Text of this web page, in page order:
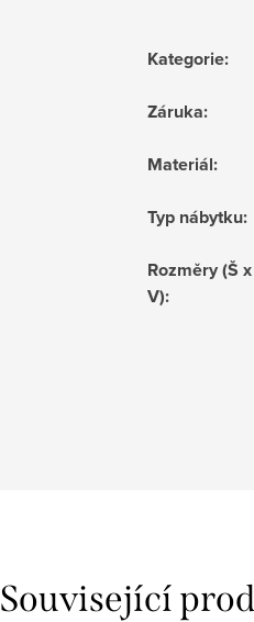
Kategorie:
Záruka:
Materiál:
Typ nábytku:
Rozměry (Š
V):
Související